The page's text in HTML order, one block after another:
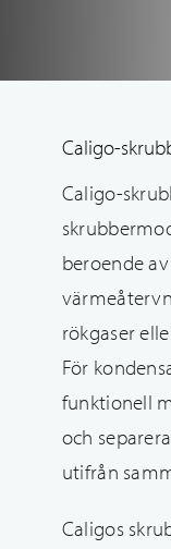
Caligo-
Caligo-
beroende
rökgaser
För
funktionell
och
utifrån
Caligos